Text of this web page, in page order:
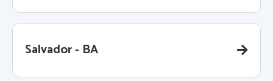
Salvador - BA